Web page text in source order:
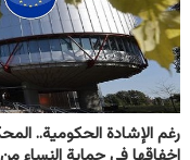
رغم الإشادة الحكومية..